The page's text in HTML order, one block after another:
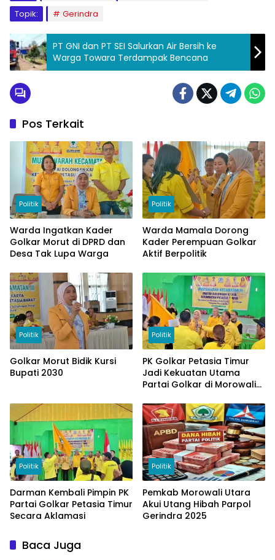
Topik: Gerindra
PT GNI dan PT SEI Salurkan Air Bersih ke
Warga Towara Terdampak Bencana
Pos Terkait
Politik
Warda Ingatkan Kader
Golkar Morut di DPRD dan
Desa Tak Lupa Warga
Politik
Warda Mamala Dorong
Kader Perempuan Golkar
Aktif Berpolitik
Politik
Golkar Morut Bidik Kursi
Bupati 2030
Politik
PK Golkar Petasia Timur
Jadi Kekuatan Utama
Partai Golkar di Morowali
Politik
Darman Kembali Pimpin PK
Partai Golkar Petasia Timur
Secara Aklamasi
Politik
Pemkab Morowali Utara
Akui Utang Hibah Parpol
Gerindra 2025
Baca Juga